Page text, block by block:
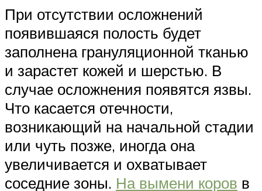
При отсутствии осложнений
появившаяся полость будет
заполнена грануляционной тканью
и зарастет кожей и шерстью. В
случае осложнения появятся язвы.
Что касается отечности,
возникающий на начальной стадии
или чуть позже, иногда она
увеличивается и охватывает
соседние зоны. На вымени коров в